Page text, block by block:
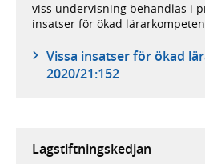
viss undervisning behandlas i
insatser för ökad
Vissa insatser för ökad
2020/21:152
Lagstiftningskedjan